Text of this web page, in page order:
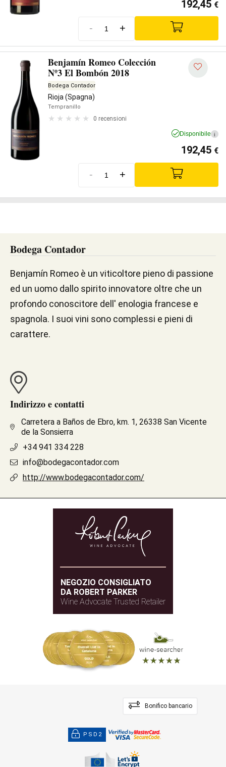
192,45 €
- +
Benjamín Romeo Colección
Nº3 El Bombón 2018
Bodega Contador
Rioja (Spagna)
Tempranillo
0 recensioni
Disponibile i
192,45 €
- +
Bodega Contador
Benjamín Romeo è un viticoltore pieno di passione
ed un uomo dallo spirito innovatore oltre che un
profondo conoscitore dell' enologia francese e
spagnola. I suoi vini sono complessi e pieni di
carattere.
Indirizzo e contatti
Carretera a Baños de Ebro, km. 1, 26338 San Vicente
de la Sonsierra
+34 941 334 228
info@bodegacontador.com
http://www.bodegacontador.com/
NEGOZIO CONSIGLIATO
DA ROBERT PARKER
Wine Advocate Trusted Retailer
Bonifico bancario
PSD2